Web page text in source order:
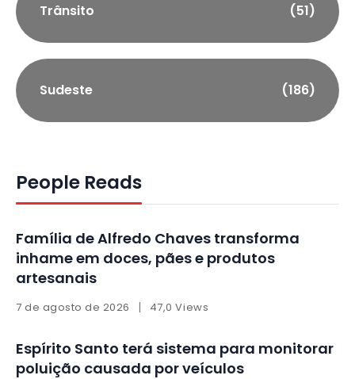
Trânsito (51)
Sudeste (186)
People Reads
Família de Alfredo Chaves transforma
inhame em doces, pães e produtos
artesanais
7 de agosto de 2026 47,0 Views
Espírito Santo terá sistema para monitorar
poluição causada por veículos